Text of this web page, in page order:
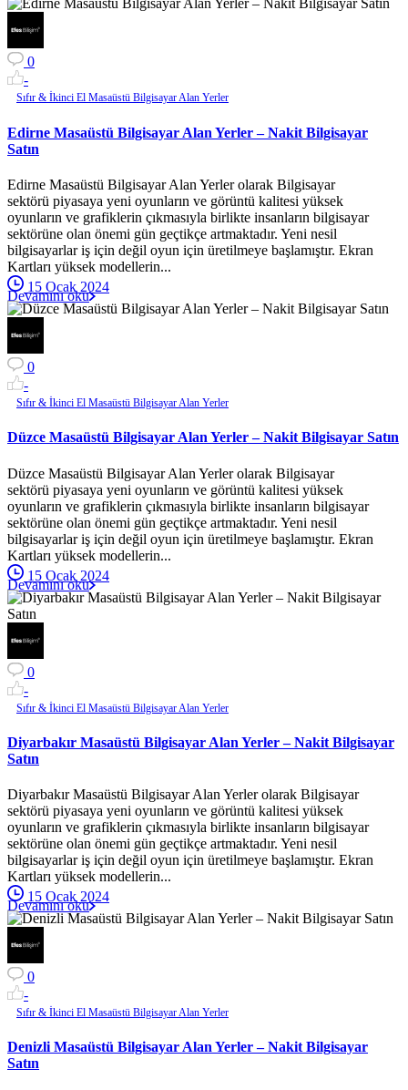
0
-
Sıfır & İkinci El Masaüstü Bilgisayar Alan Yerler
Edirne Masaüstü Bilgisayar Alan Yerler – Nakit Bilgisayar
Satın
Edirne Masaüstü Bilgisayar Alan Yerler olarak Bilgisayar
sektörü piyasaya yeni oyunların ve görüntü kalitesi yüksek
oyunların ve grafiklerin çıkmasıyla birlikte insanların bilgisayar
sektörüne olan önemi gün geçtikçe artmaktadır. Yeni nesil
bilgisayarlar iş için değil oyun için üretilmeye başlamıştır. Ekran
Kartları yüksek modellerin...
15 Ocak 2024
Devamını oku
0
-
Sıfır & İkinci El Masaüstü Bilgisayar Alan Yerler
Düzce Masaüstü Bilgisayar Alan Yerler – Nakit Bilgisayar Satın
Düzce Masaüstü Bilgisayar Alan Yerler olarak Bilgisayar
sektörü piyasaya yeni oyunların ve görüntü kalitesi yüksek
oyunların ve grafiklerin çıkmasıyla birlikte insanların bilgisayar
sektörüne olan önemi gün geçtikçe artmaktadır. Yeni nesil
bilgisayarlar iş için değil oyun için üretilmeye başlamıştır. Ekran
Kartları yüksek modellerin...
15 Ocak 2024
Devamını oku
0
-
Sıfır & İkinci El Masaüstü Bilgisayar Alan Yerler
Diyarbakır Masaüstü Bilgisayar Alan Yerler – Nakit Bilgisayar
Satın
Diyarbakır Masaüstü Bilgisayar Alan Yerler olarak Bilgisayar
sektörü piyasaya yeni oyunların ve görüntü kalitesi yüksek
oyunların ve grafiklerin çıkmasıyla birlikte insanların bilgisayar
sektörüne olan önemi gün geçtikçe artmaktadır. Yeni nesil
bilgisayarlar iş için değil oyun için üretilmeye başlamıştır. Ekran
Kartları yüksek modellerin...
15 Ocak 2024
Devamını oku
0
-
Sıfır & İkinci El Masaüstü Bilgisayar Alan Yerler
Denizli Masaüstü Bilgisayar Alan Yerler – Nakit Bilgisayar
Satın